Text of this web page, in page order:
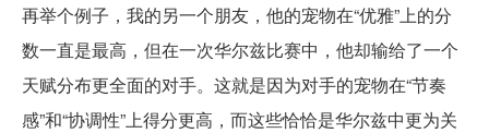
再举个例子，我的另一个朋友，他的宠物在“优雅”上的分
数一直是最高，但在一次华尔兹比赛中，他却输给了一个
天赋分布更全面的对手。这就是因为对手的宠物在“节奏
感”和“协调性”上得分更高，而这些恰恰是华尔兹中更为关